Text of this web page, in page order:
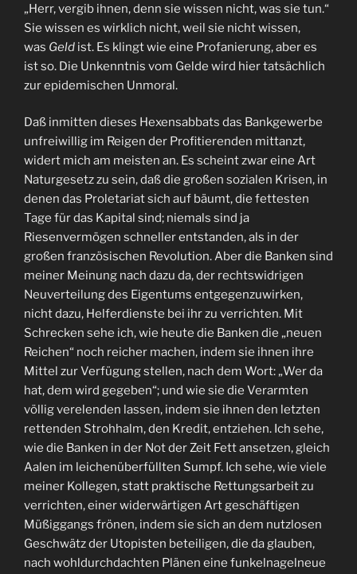
„Herr, vergib ihnen, denn sie wissen nicht, was sie tun.“
Sie wissen es wirklich nicht, weil sie nicht wissen,
was Geld ist. Es klingt wie eine Profanierung, aber es
ist so. Die Unkenntnis vom Gelde wird hier tatsächlich
zur epidemischen Unmoral.
Daß inmitten dieses Hexensabbats das Bankgewerbe
unfreiwillig im Reigen der Profitierenden mittanzt,
widert mich am meisten an. Es scheint zwar eine Art
Naturgesetz zu sein, daß die großen sozialen Krisen, in
denen das Proletariat sich auf bäumt, die fettesten
Tage für das Kapital sind; niemals sind ja
Riesenvermögen schneller entstanden, als in der
großen französischen Revolution. Aber die Banken sind
meiner Meinung nach dazu da, der rechtswidrigen
Neuverteilung des Eigentums entgegenzuwirken,
nicht dazu, Helferdienste bei ihr zu verrichten. Mit
Schrecken sehe ich, wie heute die Banken die „neuen
Reichen“ noch reicher machen, indem sie ihnen ihre
Mittel zur Verfügung stellen, nach dem Wort: „Wer da
hat, dem wird gegeben“; und wie sie die Verarmten
völlig verelenden lassen, indem sie ihnen den letzten
rettenden Strohhalm, den Kredit, entziehen. Ich sehe,
wie die Banken in der Not der Zeit Fett ansetzen, gleich
Aalen im leichenüberfüllten Sumpf. Ich sehe, wie viele
meiner Kollegen, statt praktische Rettungsarbeit zu
verrichten, einer widerwärtigen Art geschäftigen
Müßiggangs frönen, indem sie sich an dem nutzlosen
Geschwätz der Utopisten beteiligen, die da glauben,
nach wohldurchdachten Plänen eine funkelnagelneue